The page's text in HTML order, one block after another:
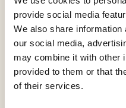
provide social media
We also share
our social media,
may combine it with other
provided to them or that
of their services.